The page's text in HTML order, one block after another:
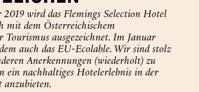
wird das Flemings Selection Hotel
mit dem Österreichischem
Tourismus ausgezeichnet. Im Januar
auch das EU-Ecolable. Wir sind stolz
Anerkennungen (wiederholt) zu
ein nachhaltiges Hotelerlebnis in der
anzubieten.